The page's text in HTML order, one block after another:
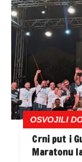
OSVOJILI
Crni put i
Maratonu